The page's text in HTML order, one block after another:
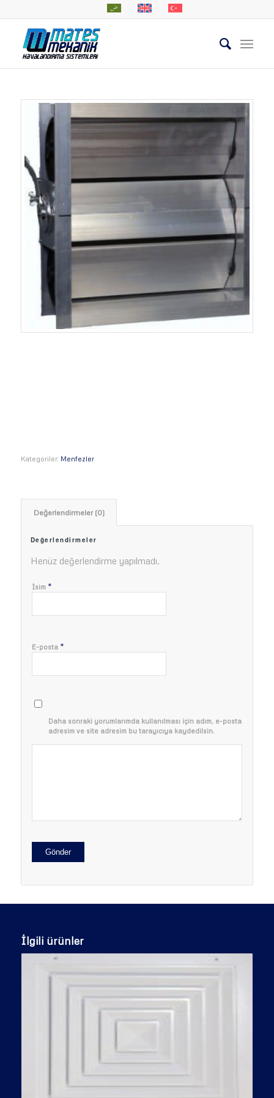
Kategoriler: Menfezler
Değerlendirmeler (0)
Değerlendirmeler
Henüz değerlendirme yapılmadı.
İsim *
E-posta *
Daha sonraki yorumlarımda kullanılması için adım, e-posta
adresim ve site adresim bu tarayıcıya kaydedilsin.
İlgili ürünler